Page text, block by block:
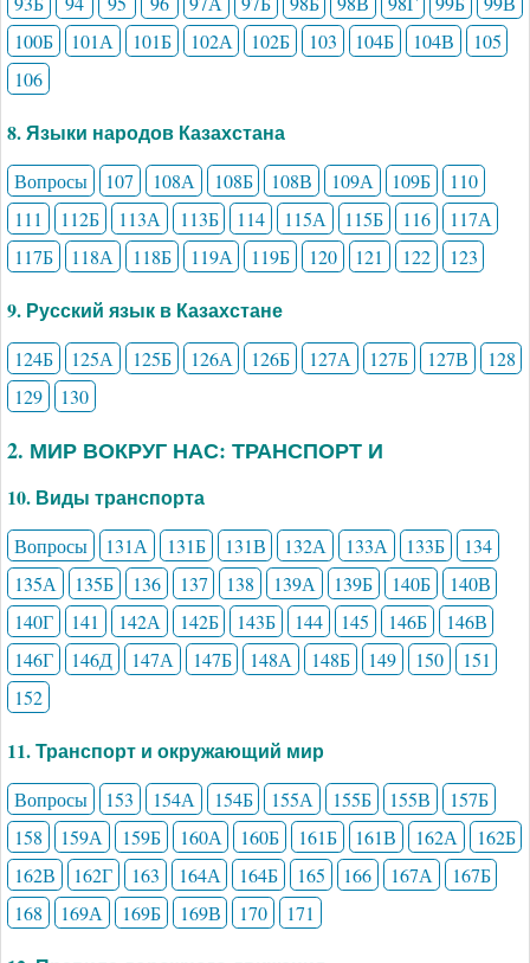
100Б
101А 101Б 102А 102Б 103 104Б 104В
105
106
8. Языки народов Казахстана
Вопросы 107 108А 108Б 108В 109А 109Б
110
111
112Б 113А 113Б 114 115А 115Б 116
117А
117Б
118А 118Б 119А 119Б 120 121 122 123
9. Русский язык в Казахстане
124Б 125А 125Б 126А 126Б 127А 127Б 127В
128
129
130
2. МИР ВОКРУГ НАС: ТРАНСПОРТ И
10. Виды транспорта
Вопросы 131А 131Б 131В 132А 133А 133Б
134
135А
135Б 136 137 138 139А 139Б 140Б
140В
140Г
141 142А 142Б 143Б 144 145 146Б
146В
146Г
146Д 147А 147Б 148А 148Б 149 150
151
152
11. Транспорт и окружающий мир
Вопросы 153 154А 154Б 155А 155Б 155В
157Б
158
159А 159Б 160А 160Б 161Б 161В 162А
162Б
162В
162Г 163 164А 164Б 165 166 167А
167Б
168
169А 169Б 169В 170 171